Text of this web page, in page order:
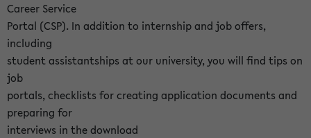
Career Service
Portal (CSP). In addition to internship and job offers,
including
student assistantships at our university, you will find tips on
job
portals, checklists for creating application documents and
preparing for
interviews in the download